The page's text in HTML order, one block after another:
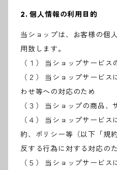
2. 個人情報の利用目的
当ショップは、お客様の個
用致します。
（１） 当ショップサービス
（２） 当ショップサービ
わせ等への対応のため
（３） 当ショップの商品
（４） 当ショップサービ
約、ポリシー等（以下「規
反する行為に対する対応の
（５） 当ショップサービ